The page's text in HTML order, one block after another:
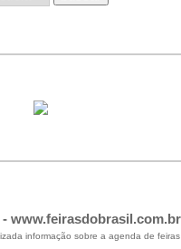
- www.feirasdobrasil.com.br
informação sobre a agenda de feiras